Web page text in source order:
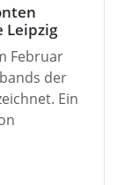
Leipzig
Februar
der
Ein